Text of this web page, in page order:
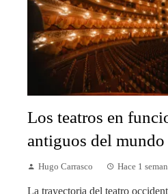
Los teatros en
antiguos del
Hugo Carrasco Hace 1
La trayectoria del teatro